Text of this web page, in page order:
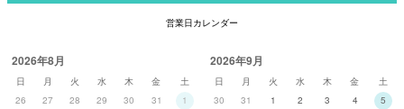
営業日カレンダー
2026年8月
日 月 火 水 木 金
土
26
27 28 29 30 31
1
2026年9月
日 月 火 水 木 金
土
30
31 1 2 3 4
5